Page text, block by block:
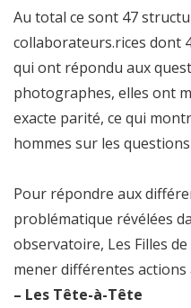
Au total ce sont 47
collaborateurs.rices dont
qui ont répondu aux
photographes, elles ont
exacte parité, ce qui
hommes sur les
Pour répondre aux
problématique révélées
observatoire, Les Filles
mener différentes actions
– Les Tête-à-Tête